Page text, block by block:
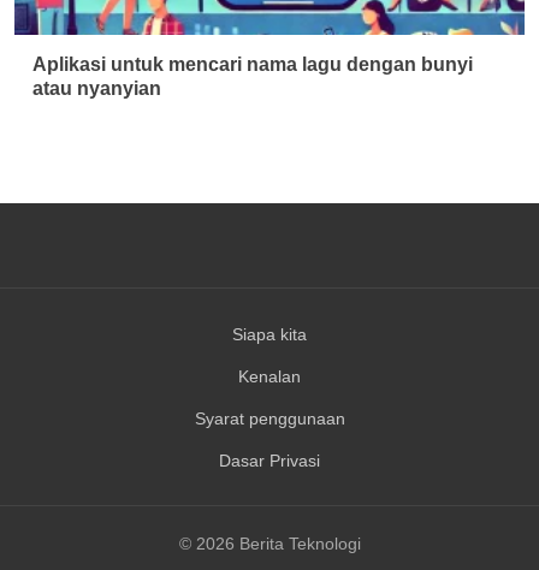
Aplikasi untuk mencari nama lagu dengan bunyi
atau nyanyian
Siapa kita
Kenalan
Syarat penggunaan
Dasar Privasi
© 2026 Berita Teknologi